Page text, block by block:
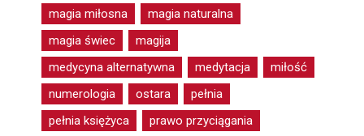
magia miłosna
magia naturalna
magia świec
magija
medycyna alternatywna
medytacja
miłość
numerologia
ostara
pełnia
pełnia księżyca
prawo przyciągania